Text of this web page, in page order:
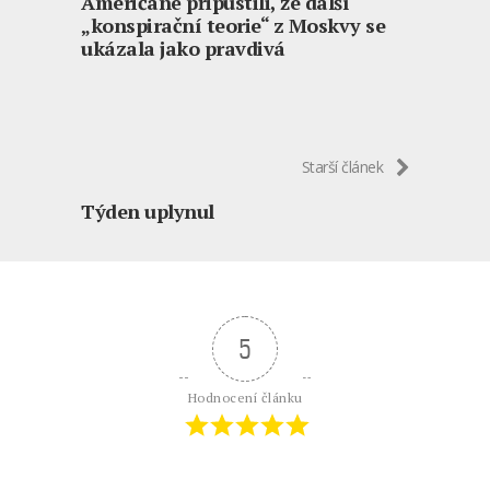
„konspirační teorie“ z Moskvy se
ukázala jako pravdivá
Starší článek
Týden uplynul
5
Hodnocení článku